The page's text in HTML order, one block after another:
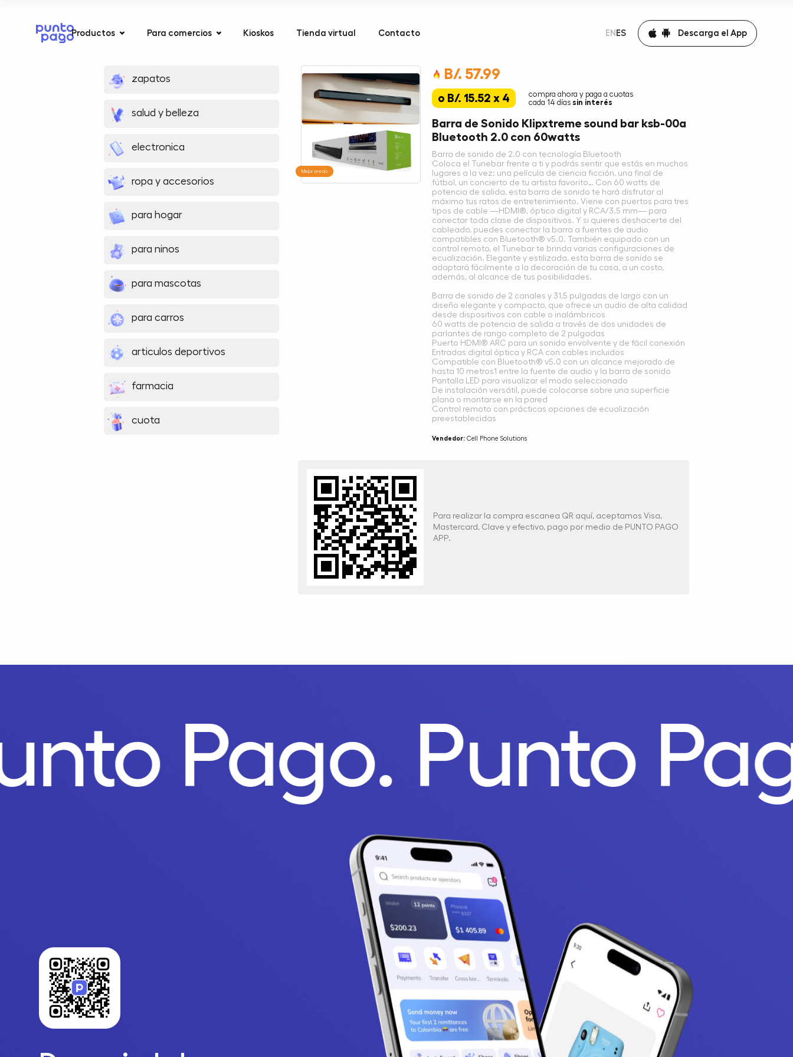
Productos Para comercios Kioskos Tienda virtual Contacto EN ES Descarga el App
zapatos
salud y belleza
electronica
ropa y accesorios
para hogar
para ninos
para mascotas
para carros
articulos deportivos
farmacia
cuota
Mejor precio
B/. 57.99
o B/. 15.52 x 4
compra ahora y paga a cuotas
cada 14 días sin interés
Barra de Sonido Klipxtreme sound bar ksb-00a
Bluetooth 2.0 con 60watts
Barra de sonido de 2.0 con tecnología Bluetooth
Coloca el Tunebar frente a ti y podrás sentir que estás en muchos
lugares a la vez: una película de ciencia ficción, una final de
fútbol, un concierto de tu artista favorito… Con 60 watts de
potencia de salida, esta barra de sonido te hará disfrutar al
máximo tus ratos de entretenimiento. Viene con puertos para tres
tipos de cable —HDMI®, óptico digital y RCA/3.5 mm— para
conectar toda clase de dispositivos. Y si quieres deshacerte del
cableado, puedes conectar la barra a fuentes de audio
compatibles con Bluetooth® v5.0. También equipado con un
control remoto, el Tunebar te brinda varias configuraciones de
ecualización. Elegante y estilizada, esta barra de sonido se
adaptará fácilmente a la decoración de tu casa, a un costo,
además, al alcance de tus posibilidades.
Barra de sonido de 2 canales y 31,5 pulgadas de largo con un
diseño elegante y compacto, que ofrece un audio de alta calidad
desde dispositivos con cable o inalámbricos
60 watts de potencia de salida a través de dos unidades de
parlantes de rango completo de 2 pulgadas
Puerto HDMI® ARC para un sonido envolvente y de fácil conexión
Entradas digital óptica y RCA con cables incluidos
Compatible con Bluetooth® v5.0 con un alcance mejorado de
hasta 10 metros1 entre la fuente de audio y la barra de sonido
Pantalla LED para visualizar el modo seleccionado
De instalación versátil, puede colocarse sobre una superficie
plana o montarse en la pared
Control remoto con prácticas opciones de ecualización
preestablecidas
Vendedor:Cell Phone Solutions
Para realizar la compra escanea QR aquí, aceptamos Visa,
Mastercard, Clave y efectivo, pago por medio de PUNTO PAGO
APP.
Pago. Punto